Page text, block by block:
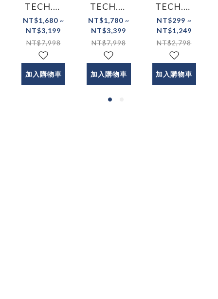
TECH.】
FREEZE-X
智冷充
Qi2.2 25w
磁吸無線充
電器 製冷無
線充電器
NT$1,680 ~
NT$3,199
NT$7,998
加入購物車
TECH.】
CLEAN-X
巧洗機 迷你
便攜洗衣機
NT$1,780 ~
NT$3,399
NT$7,998
加入購物車
TECH.】
GT-1雙渦輪
PRO 電動刮
鬍刀禮盒
NT$299 ~
NT$1,249
NT$2,798
加入購物車